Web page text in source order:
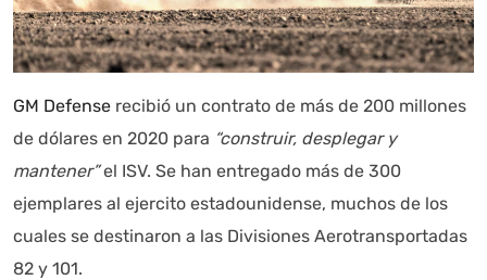
GM Defense recibió un contrato de más de 200 millones
de dólares en 2020 para “construir, desplegar y
mantener”el ISV. Se han entregado más de 300
ejemplares al ejercito estadounidense, muchos de los
cuales se destinaron a las Divisiones Aerotransportadas
82 y 101.